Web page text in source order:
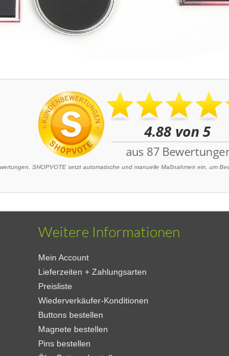
SHOPVOTE setzt automatische und manuelle Maßnahmen ein, um
Weitere Informationen
Mein Account
Lieferzeiten + Zahlungsarten
Preisliste
Wiederverkäufer-Konditionen
Buttons bestellen
Magnete bestellen
Pins bestellen